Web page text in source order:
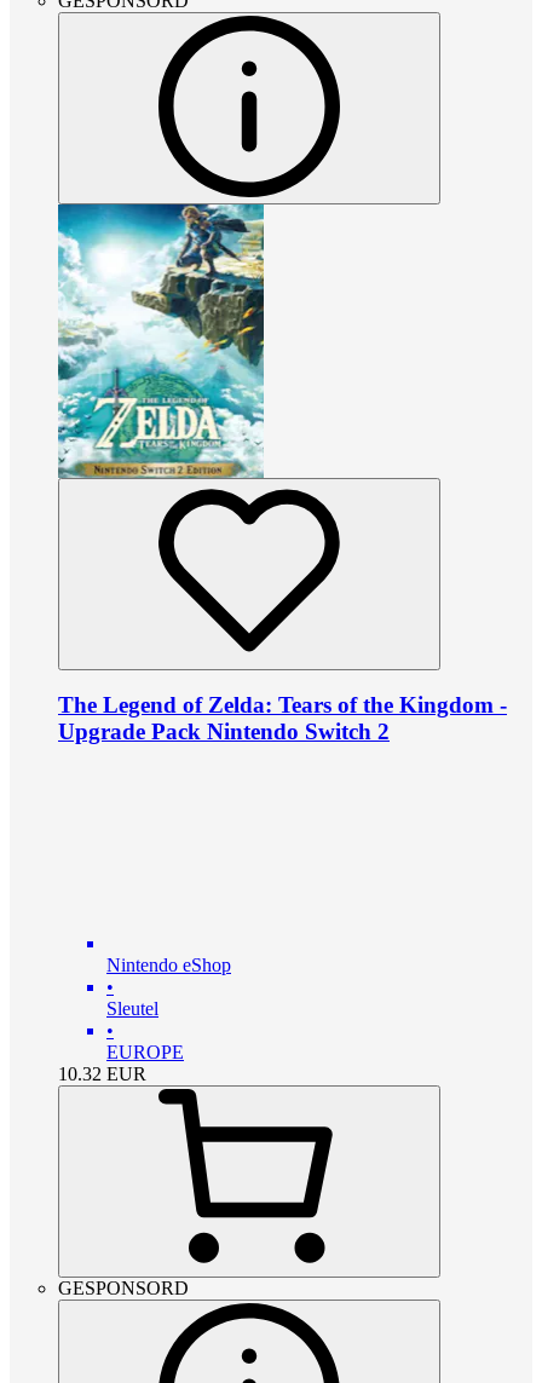
The Legend of Zelda: Tears of the Kingdom -
Upgrade Pack Nintendo Switch 2
Nintendo eShop
•
Sleutel
•
EUROPE
10.32 EUR
GESPONSORD